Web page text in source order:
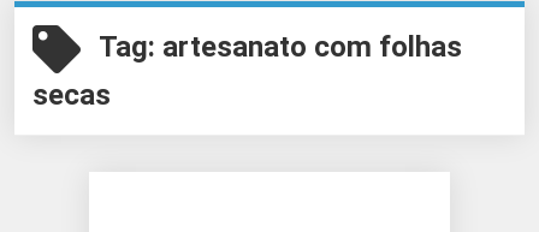
Tag: artesanato com folhas
secas